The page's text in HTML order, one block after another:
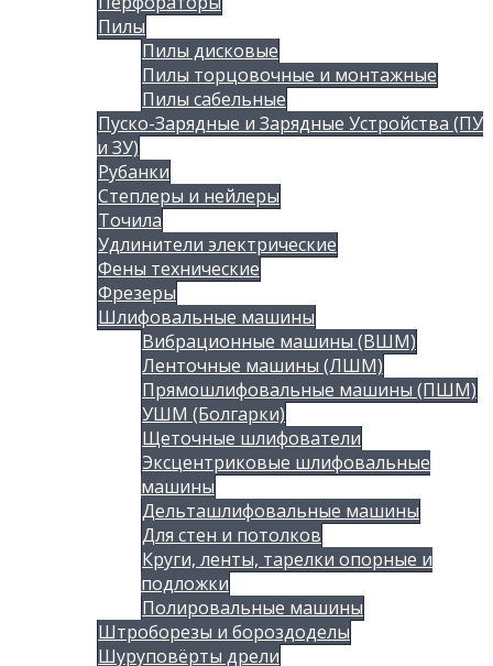
Пилы
Пилы дисковые
Пилы торцовочные и монтажные
Пилы сабельные
Пуско-Зарядные и Зарядные Устройства (ПУ
и ЗУ)
Рубанки
Степлеры и нейлеры
Точила
Удлинители электрические
Фены технические
Фрезеры
Шлифовальные машины
Вибрационные машины (ВШМ)
Ленточные машины (ЛШМ)
Прямошлифовальные машины (ПШМ)
УШМ (Болгарки)
Щеточные шлифователи
Эксцентриковые шлифовальные
машины
Дельташлифовальные машины
Для стен и потолков
Круги, ленты, тарелки опорные и
подложки
Полировальные машины
Штроборезы и бороздоделы
Шуруповёрты дрели